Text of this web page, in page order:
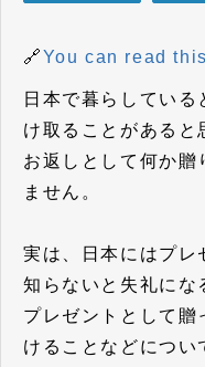
🔗You can read
日本で暮らしてい
け取ることがあると
お返しとして何か贈
ません。
実は、日本にはプレ
知らないと失礼にな
プレゼントとして贈
けることなどについ